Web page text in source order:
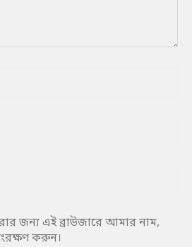
জন্য এই ব্রাউজারে আমার নাম,
করুন।